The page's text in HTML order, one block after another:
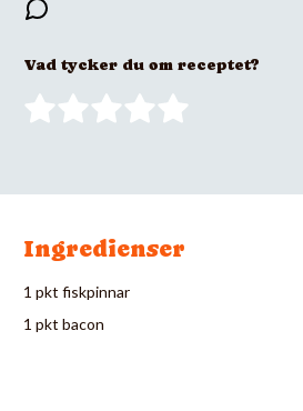
Vad tycker du om receptet?
Ingredienser
1 pkt fiskpinnar
1 pkt bacon